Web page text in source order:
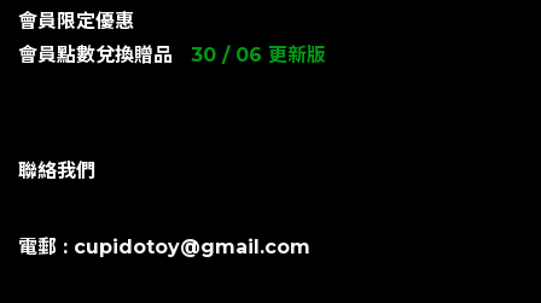
會員限定優惠
會員點數兌換贈品
30 / 06 更新版
聯絡我們
電郵 : cupidotoy@gmail.com